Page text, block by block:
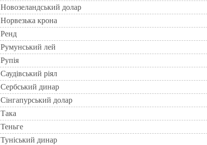
Новозеландський долар
Норвезька крона
Ренд
Румунський лей
Рупія
Саудівський ріял
Сербський динар
Сінгапурський долар
Така
Теньге
Туніський динар